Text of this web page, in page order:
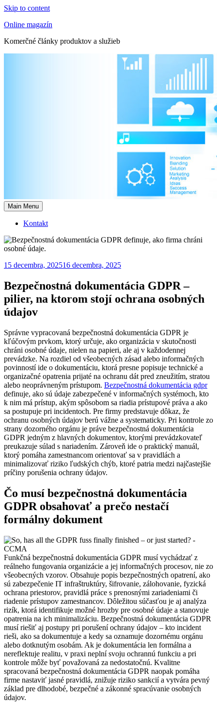
Skip to content
Online magazín
Komerčné články produktov a služieb
Main Menu
Kontakt
15 decembra, 202516 decembra, 2025
Bezpečnostná dokumentácia GDPR –
pilier, na ktorom stojí ochrana osobných
údajov
Správne vypracovaná bezpečnostná dokumentácia GDPR je
kľúčovým prvkom, ktorý určuje, ako organizácia v skutočnosti
chráni osobné údaje, nielen na papieri, ale aj v každodennej
prevádzke. Na rozdiel od všeobecných zásad alebo informačných
povinností ide o dokumentáciu, ktorá presne popisuje technické a
organizačné opatrenia prijaté na ochranu dát pred zneužitím, stratou
alebo neoprávneným prístupom. Bezpečnostná dokumentácia gdpr
definuje, ako sú údaje zabezpečené v informačných systémoch, kto
k nim má prístup, akým spôsobom sa riadia prístupové práva a ako
sa postupuje pri incidentoch. Pre firmy predstavuje dôkaz, že
ochranu osobných údajov berú vážne a systematicky. Pri kontrole zo
strany dozorného orgánu je práve bezpečnostná dokumentácia
GDPR jedným z hlavných dokumentov, ktorými prevádzkovateľ
preukazuje súlad s nariadením. Zároveň ide o praktický manuál,
ktorý pomáha zamestnancom orientovať sa v pravidlách a
minimalizovať riziko ľudských chýb, ktoré patria medzi najčastejšie
príčiny porušenia ochrany údajov.
Čo musí bezpečnostná dokumentácia
GDPR obsahovať a prečo nestačí
formálny dokument
Funkčná bezpečnostná dokumentácia GDPR musí vychádzať z
reálneho fungovania organizácie a jej informačných procesov, nie zo
všeobecných vzorov. Obsahuje popis bezpečnostných opatrení, ako
sú zabezpečenie IT infraštruktúry, šifrovanie, zálohovanie, fyzická
ochrana priestorov, pravidlá práce s prenosnými zariadeniami či
riadenie prístupov zamestnancov. Dôležitou súčasťou je aj analýza
rizík, ktorá identifikuje možné hrozby pre osobné údaje a stanovuje
opatrenia na ich minimalizáciu. Bezpečnostná dokumentácia GDPR
musí riešiť aj postupy pri porušení ochrany údajov – kto incident
rieši, ako sa dokumentuje a kedy sa oznamuje dozornému orgánu
alebo dotknutým osobám. Ak je dokumentácia len formálna a
nereflektuje realitu, v praxi neplní svoju ochrannú funkciu a pri
kontrole môže byť považovaná za nedostatočnú. Kvalitne
spracovaná bezpečnostná dokumentácia GDPR naopak pomáha
firme nastaviť jasné pravidlá, znižuje riziko sankcií a vytvára pevný
základ pre dlhodobé, bezpečné a zákonné spracúvanie osobných
údajov.